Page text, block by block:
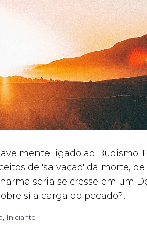
ligado ao Budismo.
de 'salvação' da morte,
seria se cresse em um
si a carga do pecado?...
, Iniciante